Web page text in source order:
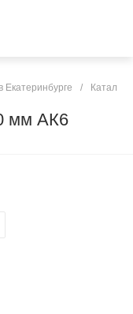
Екатеринбурге / Каталог
мм АК6